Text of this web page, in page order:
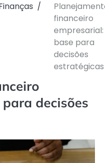
financeiro
empresarial:
base para
decisões
estratégicas
decisões